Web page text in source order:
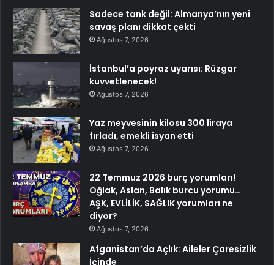
Sadece tank değil: Almanya’nın yeni
savaş planı dikkat çekti
Ağustos 7, 2026
İstanbul’a poyraz uyarısı: Rüzgar
kuvvetlenecek!
Ağustos 7, 2026
Yaz meyvesinin kilosu 300 liraya
fırladı, emekli isyan etti
Ağustos 7, 2026
22 Temmuz 2026 burç yorumları!
Oğlak, Aslan, Balık burcu yorumu…
AŞK, EVLİLİK, SAĞLIK yorumları ne
diyor?
Ağustos 7, 2026
Afganistan’da Açlık: Aileler Çaresizlik
İçinde